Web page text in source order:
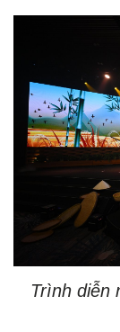
Trình diễn